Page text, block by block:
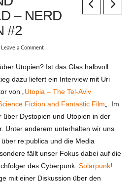
– NERD
#2
Leave a Comment
Utopien? Ist das Glas halbvoll
dazu liefert ein Interview mit Uri
von „ Utopia – The Tel-Aviv
Fiction and Fantastic Film „. Im
über Dystopien und Utopien in der
Unter anderem unterhalten wir uns
re:publica und die Media
fällt unser Fokus dabei auf die
des Cyberpunk:Solarpunk!
mit einer Diskussion über den